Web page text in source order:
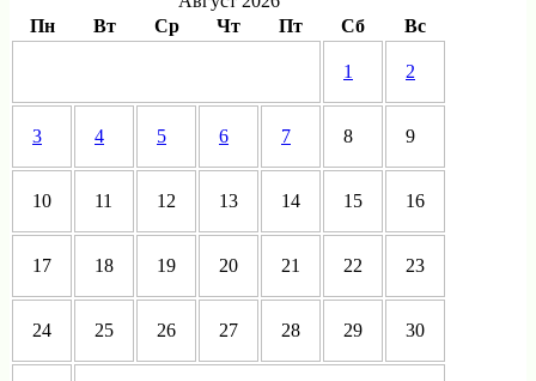
Пн
Вт Ср Чт Пт Сб Вс
1 2
3 4 5 6 7 8 9
10 11 12 13 14 15 16
17 18 19 20 21 22 23
24 25 26 27 28 29 30